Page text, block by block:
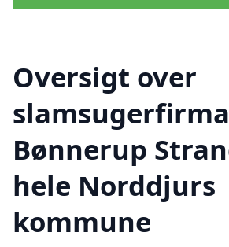
Oversigt over
Bønnerup
hele Norddjurs
kommune